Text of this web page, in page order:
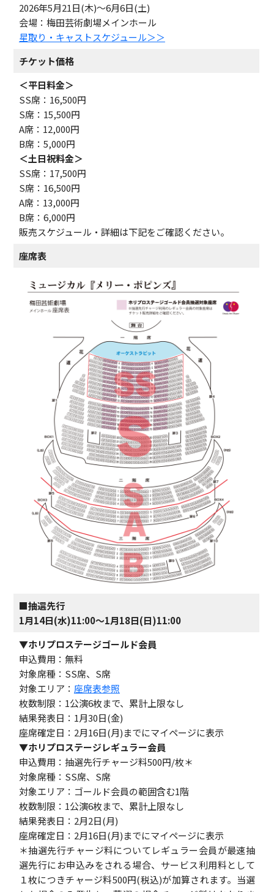
2026年5月21日(木)～6月6日(土)
会場：梅田芸術劇場メインホール
星取り・キャストスケジュール＞＞
チケット価格
＜平日料金＞
SS席：16,500円
S席：15,500円
A席：12,000円
B席：5,000円
＜土日祝料金＞
SS席：17,500円
S席：16,500円
A席：13,000円
B席：6,000円
販売スケジュール・詳細は下記をご確認ください。
座席表
■抽選先行
1月14日(水)11:00～1月18日(日)11:00
▼ホリプロステージゴールド会員
申込費用：無料
対象席種：SS席、S席
対象エリア： 座席表参照
枚数制限：1公演6枚まで、累計上限なし
結果発表日：1月30日(金)
座席確定日：2月16日(月)までにマイページに表示
▼ホリプロステージレギュラー会員
申込費用：抽選先行チャージ料500円/枚＊
対象席種：SS席、S席
対象エリア：ゴールド会員の範囲含む1階
枚数制限：1公演6枚まで、累計上限なし
結果発表日：2月2日(月)
座席確定日：2月16日(月)までにマイページに表示
＊抽選先行チャージ料についてレギュラー会員が最速抽
選先行にお申込みをされる場合、サービス利用料として
１枚につきチャージ料500円(税込)が加算されます。当選